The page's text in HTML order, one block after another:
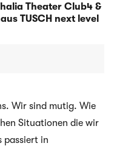
Theater Club4 &
TUSCH next level
Wir sind mutig. Wie
Situationen die wir
passiert in